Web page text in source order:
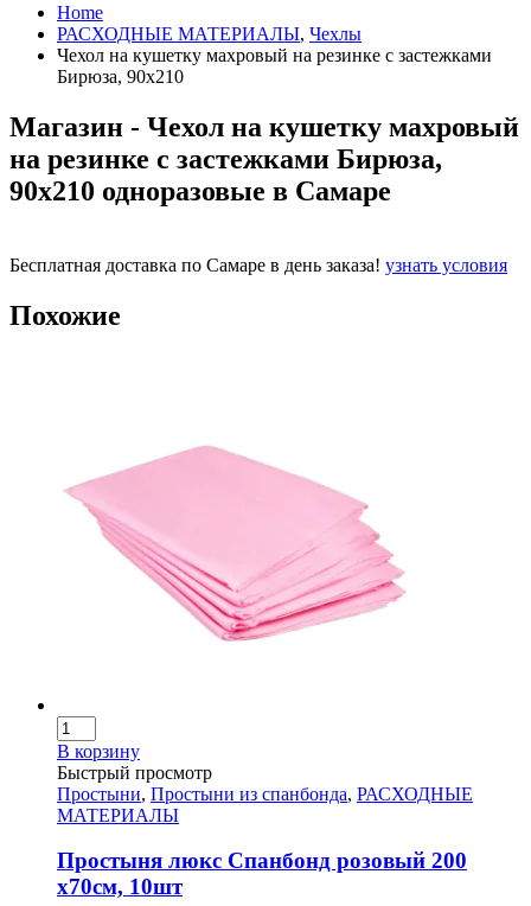
Home
РАСХОДНЫЕ МАТЕРИАЛЫ, Чехлы
Чехол на кушетку махровый на резинке с застежками
Бирюза, 90х210
Магазин - Чехол на кушетку махровый
на резинке с застежками Бирюза,
90х210 одноразовые в Самаре
Бесплатная доставка по Самаре в день заказа! узнать условия
Похожие
В корзину
Быстрый просмотр
Простыни, Простыни из спанбонда, РАСХОДНЫЕ
МАТЕРИАЛЫ
Простыня люкс Спанбонд розовый 200
х70см, 10шт